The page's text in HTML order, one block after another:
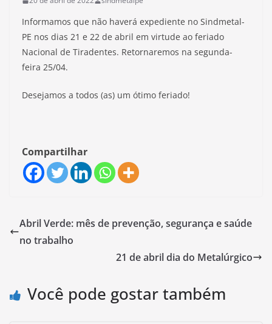
Informamos que não haverá expediente no Sindmetal-
PE nos dias 21 e 22 de abril em virtude ao feriado
Nacional de Tiradentes. Retornaremos na segunda-
feira 25/04.
Desejamos a todos (as) um ótimo feriado!
Compartilhar
Abril Verde: mês de prevenção, segurança e saúde
no trabalho
21 de abril dia do Metalúrgico
Você pode gostar também